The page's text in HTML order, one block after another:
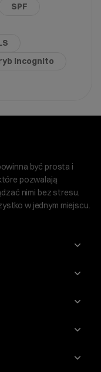
SPF
incognito
być prosta i
pozwalają
nimi bez stresu.
w jednym miejscu.